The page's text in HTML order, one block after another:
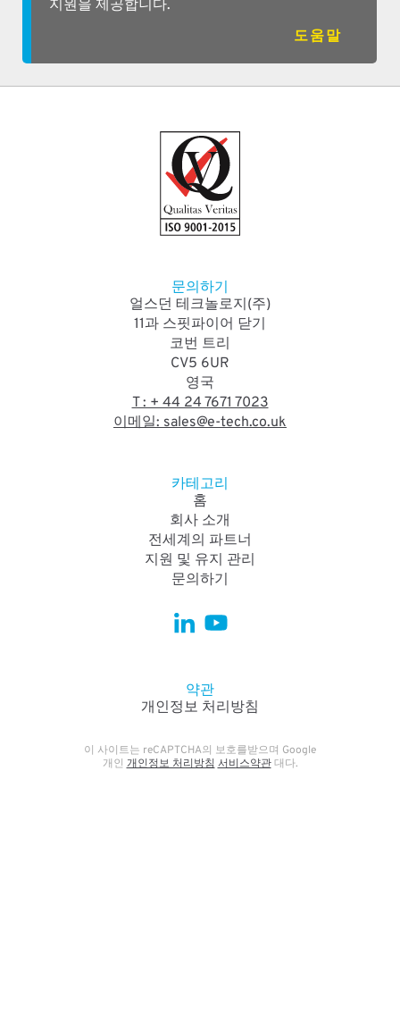
지원을 제공합니다.
도움말
문의하기
얼스던 테크놀로지(주)
11과 스핏파이어 닫기
코번 트리
CV5 6UR
영국
T : + 44 24 7671 7023
이메일: sales@e-tech.co.uk
카테고리
홈
회사 소개
전세계의 파트너
지원 및 유지 관리
문의하기
약관
개인정보 처리방침
이 사이트는 reCAPTCHA의 보호를받으며 Google
개인 개인정보 처리방침 서비스약관대다.